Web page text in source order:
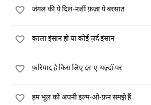
जंगल की ये दिल-नशीं फ़ज़ा ये बरसात
काला इंसान हो या कोई ज़र्द इंसान
फ़रियाद है किस लिए दर-ए-यज़्दाँ पर
हम भूल को अपनी इल्म-ओ-फ़न समझे हैं